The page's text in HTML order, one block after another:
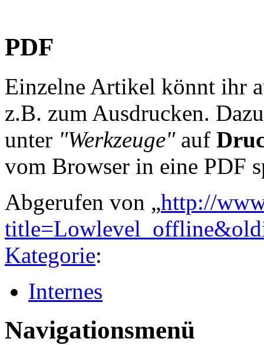
PDF
Einzelne Artikel könnt ihr
z.B. zum Ausdrucken.
unter "Werkzeuge"auf
vom Browser in eine PDF
Abgerufen von „http://
Kategorie:
Internes
Navigationsmenü